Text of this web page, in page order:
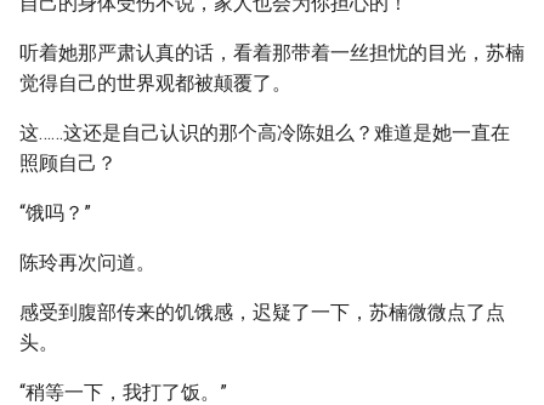
听着她那严肃认真的话，看着那带着一丝担忧的目光，苏楠
觉得自己的世界观都被颠覆了。
这……这还是自己认识的那个高冷陈姐么？难道是她一直在
照顾自己？
“饿吗？”
陈玲再次问道。
感受到腹部传来的饥饿感，迟疑了一下，苏楠微微点了点
头。
“稍等一下，我打了饭。”